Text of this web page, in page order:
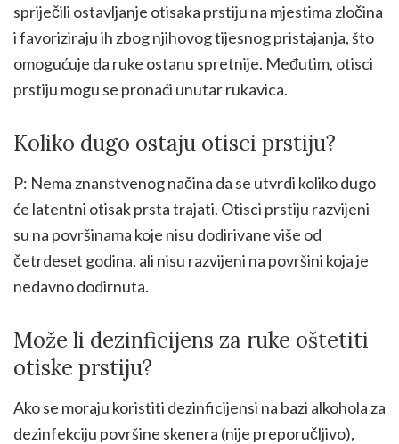
spriječili ostavljanje otisaka prstiju na mjestima zločina
i favoriziraju ih zbog njihovog tijesnog pristajanja, što
omogućuje da ruke ostanu spretnije. Međutim, otisci
prstiju mogu se pronaći unutar rukavica.
Koliko dugo ostaju otisci prstiju?
P: Nema znanstvenog načina da se utvrdi koliko dugo
će latentni otisak prsta trajati. Otisci prstiju razvijeni
su na površinama koje nisu dodirivane više od
četrdeset godina, ali nisu razvijeni na površini koja je
nedavno dodirnuta.
Može li dezinficijens za ruke oštetiti
otiske prstiju?
Ako se moraju koristiti dezinficijensi na bazi alkohola za
dezinfekciju površine skenera (nije preporučljivo),